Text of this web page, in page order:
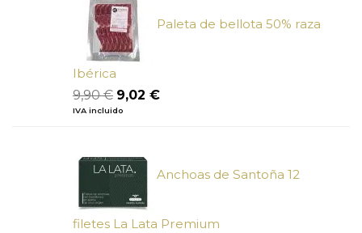
5,50 €.
Paleta de bellota 50% raza
Ibérica
9,90€ El
precio
9,90 €.
9,02 €El
IVA incluido
Anchoas de Santoña 12
filetes La Lata Premium